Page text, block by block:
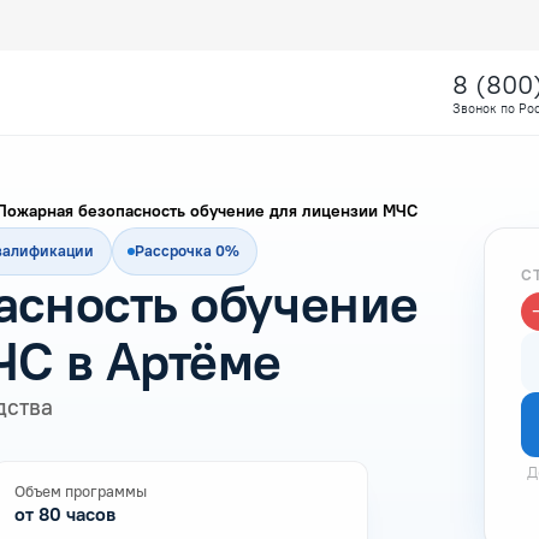
8
Звонок по
безопасность обучение для лицензии МЧС
Рассрочка 0%
обучение
в Артёме
Объем программы
от 80 часов